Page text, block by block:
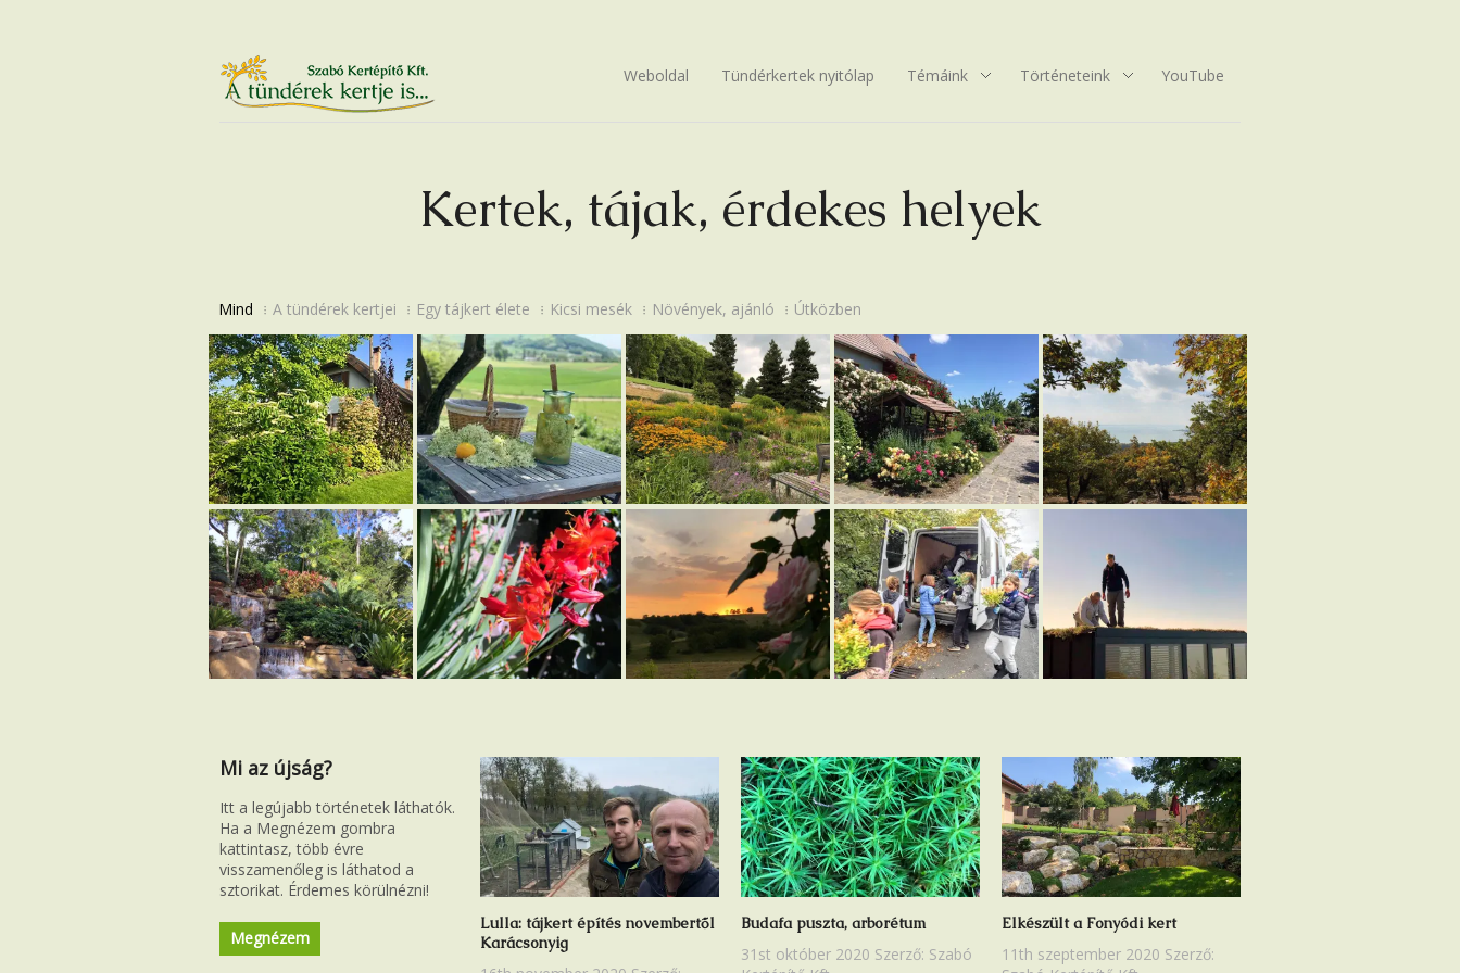
Weboldal Tündérkertek nyitólap Témáink Történeteink YouTube
Kertek, tájak, érdekes helyek
Mind A tündérek kertjei Egy tájkert élete Kicsi mesék Növények, ajánló Útközben
Kertek: nézzük meg
ma!
Lassan készülő
tájkertünk
Insel Mainau Rózsa, rózsa, rengeteg
Folly Arborétum,
Badacsonytomaj
Orlando, közpark
Növények a meséből,
a gyógyításból, a
kertből
Naplemente,
napraforgók,
aprómorgók
Az iskolakert
Mi az újság?
Itt a legújabb történetek láthatók.
Ha a Megnézem gombra
kattintasz, több évre
visszamenőleg is láthatod a
sztorikat. Érdemes körülnézni!
Megnézem
Lulla: tájkert építés novembertől
Karácsonyig
Budafa puszta, arborétum
31st október 2020 Szerző: Szabó
Elkészült a Fonyódi kert
11th szeptember 2020 Szerző: